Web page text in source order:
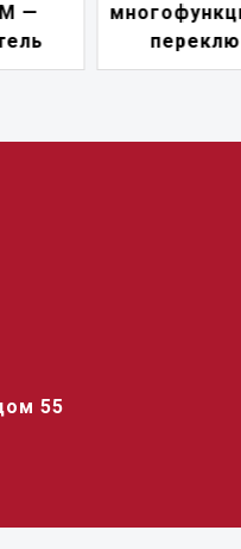
переключатель
55